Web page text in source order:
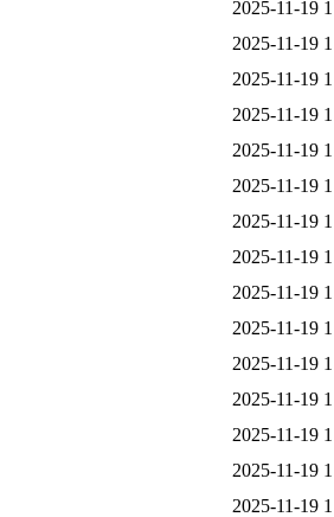
2025-11-19
2025-11-19
2025-11-19
2025-11-19
2025-11-19
2025-11-19
2025-11-19
2025-11-19
2025-11-19
2025-11-19
2025-11-19
2025-11-19
2025-11-19
2025-11-19
2025-11-19